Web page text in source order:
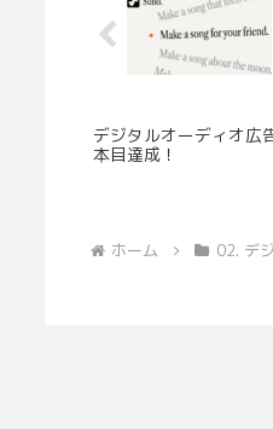
デジタルオーディオ
本目達成！
ホーム 02. デ